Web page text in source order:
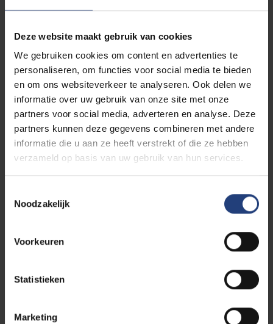
Deze website maakt gebruik van cookies
We gebruiken cookies om content en advertenties te
personaliseren, om functies voor social media te bieden
en om ons websiteverkeer te analyseren. Ook delen we
informatie over uw gebruik van onze site met onze
partners voor social media, adverteren en analyse. Deze
partners kunnen deze gegevens combineren met andere
informatie die u aan ze heeft verstrekt of die ze hebben
verzameld op basis van uw gebruik van hun services.
Noodzakelijk
Voorkeuren
Statistieken
Marketing
De sculptuur was eerst te zien op de tentoonstelling
Mens en Symbool, die in 1993 doorging in Bredene
en gecureerd werd door Willem Elias. Na die
tentoonstelling nam de VUB Carotte in langdurig
bruikleen. De officiële inhuldiging van het kunstwerk
op de campus vond pas op 18 mei 1995 plaats,
tijdens de viering van het 25-jarige bestaan van de
universiteit.
Luisterfragment
Getuigenis Eva JANSSENS